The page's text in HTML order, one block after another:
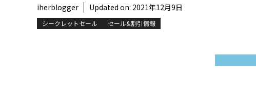
iherblogger Updated on: 2021年12月9日
シークレットセール セール&割引情報